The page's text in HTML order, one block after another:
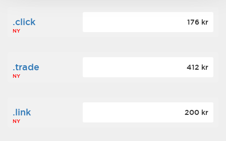
.click
NY
176 kr
.trade
NY
412 kr
.link
NY
200 kr